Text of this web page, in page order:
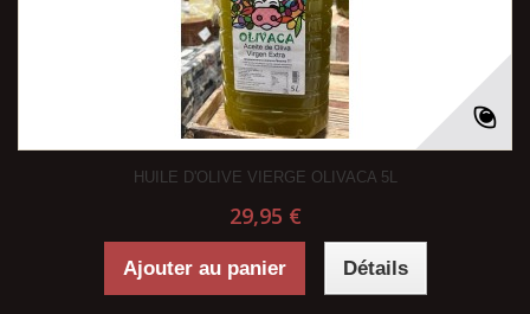
HUILE D'OLIVE VIERGE OLIVACA 5L
29,95 €
Ajouter au panier Détails